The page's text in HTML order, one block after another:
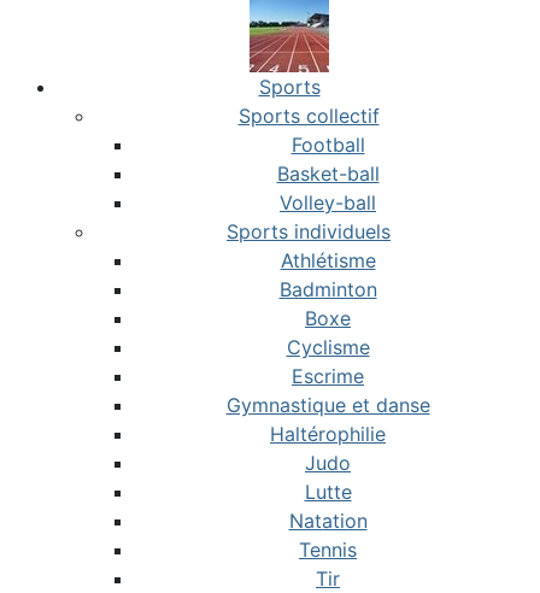
Sports
Sports collectif
Football
Basket-ball
Volley-ball
Sports individuels
Athlétisme
Badminton
Boxe
Cyclisme
Escrime
Gymnastique et danse
Haltérophilie
Judo
Lutte
Natation
Tennis
Tir